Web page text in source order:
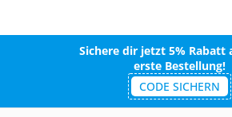
Sichere dir jetzt 5% Rabatt
erste Bestellung!
CODE SICHERN